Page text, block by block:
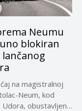
Neumu
blokiran
na magistralnoj
Neum, kod
obustavljen